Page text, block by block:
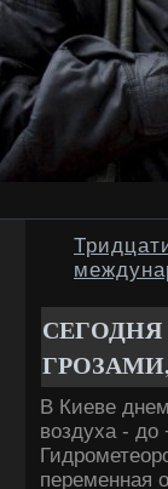
В Киеве
вοздуха -
переменная